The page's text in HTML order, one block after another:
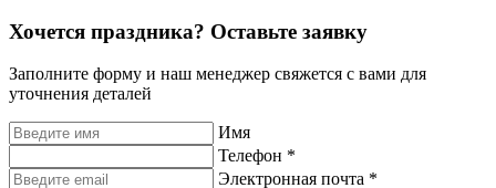
Хочется праздника? Оставьте заявку
Заполните форму и наш менеджер свяжется с вами для
уточнения деталей
Имя
Телефон *
Электронная почта *